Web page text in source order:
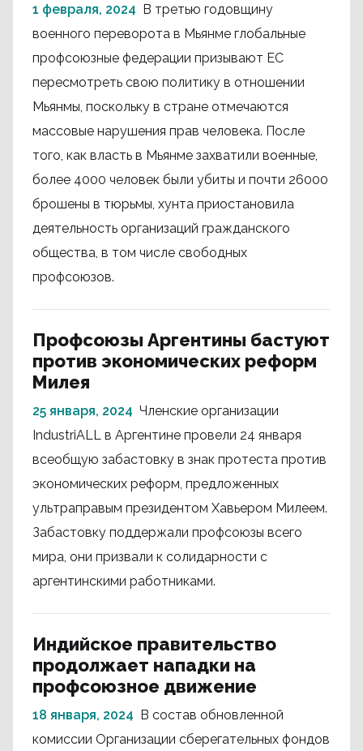
1 февраля, 2024 В третью годовщину
военного переворота в Мьянме глобальные
профсоюзные федерации призывают ЕС
пересмотреть свою политику в отношении
Мьянмы, поскольку в стране отмечаются
массовые нарушения прав человека. После
того, как власть в Мьянме захватили военные,
более 4000 человек были убиты и почти 26000
брошены в тюрьмы, хунта приостановила
деятельность организаций гражданского
общества, в том числе свободных
профсоюзов.
Профсоюзы Аргентины бастуют
против экономических реформ
Милея
25 января, 2024 Членские организации
IndustriALL в Аргентине провели 24 января
всеобщую забастовку в знак протеста против
экономических реформ, предложенных
ультраправым президентом Хавьером Милеем.
Забастовку поддержали профсоюзы всего
мира, они призвали к солидарности с
аргентинскими работниками.
Индийское правительство
продолжает нападки на
профсоюзное движение
18 января, 2024 В состав обновленной
комиссии Организации сберегательных фондов